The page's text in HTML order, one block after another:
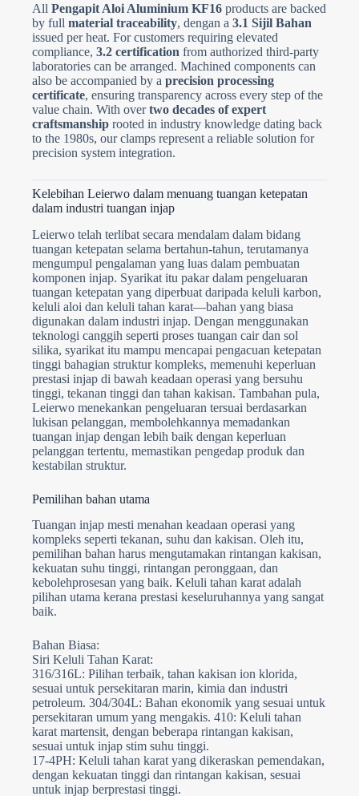
AllPengapit Aloi Aluminium KF16 products are backed
by fullmaterial traceability, dengan a3.1 Sijil Bahan
issued per heat. For customers requiring elevated
compliance,3.2 certification from authorized third-party
laboratories can be arranged. Machined components can
also be accompanied by aprecision processing
certificate, ensuring transparency across every step of the
value chain. With overtwo decades of expert
craftsmanship rooted in industry knowledge dating back
to the 1980s, our clamps represent a reliable solution for
precision system integration.
Kelebihan Leierwo dalam menuang tuangan ketepatan
dalam industri tuangan injap
Leierwo telah terlibat secara mendalam dalam bidang
tuangan ketepatan selama bertahun-tahun, terutamanya
mengumpul pengalaman yang luas dalam pembuatan
komponen injap. Syarikat itu pakar dalam pengeluaran
tuangan ketepatan yang diperbuat daripada keluli karbon,
keluli aloi dan keluli tahan karat—bahan yang biasa
digunakan dalam industri injap. Dengan menggunakan
teknologi canggih seperti proses tuangan cair dan sol
silika, syarikat itu mampu mencapai pengacuan ketepatan
tinggi bahagian struktur kompleks, memenuhi keperluan
prestasi injap di bawah keadaan operasi yang bersuhu
tinggi, tekanan tinggi dan tahan kakisan. Tambahan pula,
Leierwo menekankan pengeluaran tersuai berdasarkan
lukisan pelanggan, membolehkannya memadankan
tuangan injap dengan lebih baik dengan keperluan
pelanggan tertentu, memastikan pengedap produk dan
kestabilan struktur.
Pemilihan bahan utama
Tuangan injap mesti menahan keadaan operasi yang
kompleks seperti tekanan, suhu dan kakisan. Oleh itu,
pemilihan bahan harus mengutamakan rintangan kakisan,
kekuatan suhu tinggi, rintangan peronggaan, dan
kebolehprosesan yang baik. Keluli tahan karat adalah
pilihan utama kerana prestasi keseluruhannya yang sangat
baik.
Bahan Biasa:
Siri Keluli Tahan Karat:
316/316L: Pilihan terbaik, tahan kakisan ion klorida,
sesuai untuk persekitaran marin, kimia dan industri
petroleum. 304/304L: Bahan ekonomik yang sesuai untuk
persekitaran umum yang mengakis. 410: Keluli tahan
karat martensit, dengan beberapa rintangan kakisan,
sesuai untuk injap stim suhu tinggi.
17-4PH: Keluli tahan karat yang dikeraskan pemendakan,
dengan kekuatan tinggi dan rintangan kakisan, sesuai
untuk injap berprestasi tinggi.